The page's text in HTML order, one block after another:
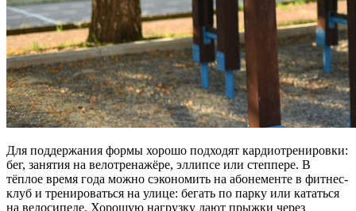
Для поддержания формы хорошо подходят кардиотренировки:
бег, занятия на велотренажёре, эллипсе или степпере. В
тёплое время года можно сэкономить на абонементе в фитнес-
клуб и тренироваться на улице: бегать по парку или кататься
на велосипеде. Хорошую нагрузку дают прыжки через